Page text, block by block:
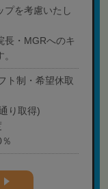
を考慮いたし
・MGRへのキ
ト制・希望休取
り取得)